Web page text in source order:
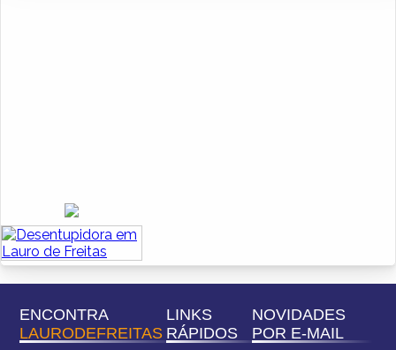
ENCONTRA
LAURODEFREITAS
LINKS
RÁPIDOS
NOVIDADES
POR E-MAIL